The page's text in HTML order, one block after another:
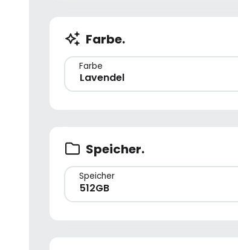
Farbe.
Farbe
Lavendel
Speicher.
Speicher
512GB